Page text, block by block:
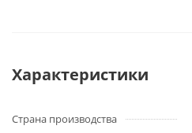
Характеристики
Страна производства